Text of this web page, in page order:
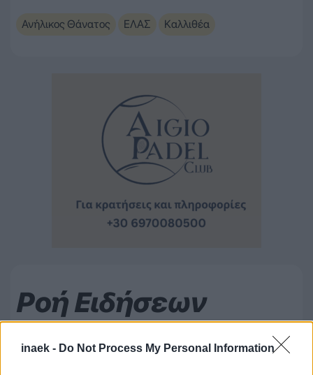
inaek - Do Not Process My Personal Information
Ανήλικος Θάνατος ΕΛΑΣ Καλλιθέα
Ροή Ειδήσεων